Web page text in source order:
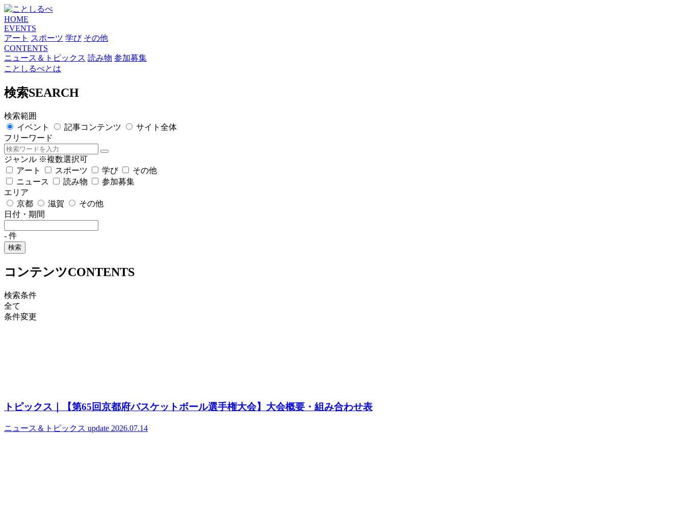
HOME
EVENTS
アート スポーツ 学び その他
CONTENTS
ニュース＆トピックス 読み物 参加募集
ことしるべとは
検索SEARCH
検索範囲
イベント
記事コンテンツ
サイト全体
フリーワード
ジャンル ※複数選択可
アート
スポーツ 学び
その他
ニュース
読み物
参加募集
エリア
京都
滋賀
その他
日付・期間
- 件
検索
コンテンツCONTENTS
検索条件
全て
条件変更
トピックス｜【第65回京都府バスケットボール選手権大会】大会概要・組み合わせ表
ニュース＆トピックス update 2026.07.14